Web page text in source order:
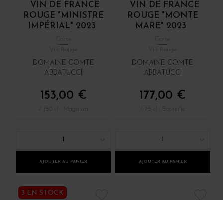
VIN DE FRANCE
ROUGE "MINISTRE
IMPÉRIAL" 2023
DOMAINE COMTE
ABBATUCCI
153,00 €
1
AJOUTER AU PANIER
VIN DE FRANCE
ROUGE "MONTE
MARE" 2023
DOMAINE COMTE
ABBATUCCI
177,00 €
1
AJOUTER AU PANIER
3 EN STOCK